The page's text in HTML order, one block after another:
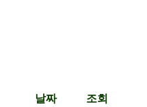
날짜
조회